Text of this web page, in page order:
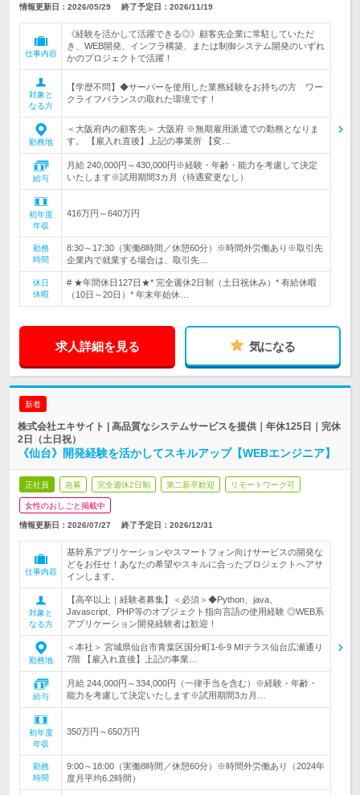
情報更新日：2026/05/29 終了予定日： 2026/11/19
仕事内容
《経験を活かして活躍できる◎》顧客先企業に常駐していただ
き、WEB開発、インフラ構築、または制御システム開発のいずれ
かのプロジェクトで活躍！
対象と
なる方
【学歴不問】◆サーバーを使用した業務経験をお持ちの方 ワー
クライフバランスの取れた環境です！
勤務地
＜大阪府内の顧客先＞ 大阪府 ※無期雇用派遣での勤務となりま
す。 【雇入れ直後】上記の事業所 【変…
給与
月給 240,000円～430,000円※経験・年齢・能力を考慮して決定
いたします※試用期間3カ月（待遇変更なし）
初年度
年収
416万円～640万円
勤務
時間
8:30～17:30（実働8時間／休憩60分）※時間外労働あり※取引先
企業内で就業する場合は、取引先…
休日
休暇
# ★年間休日127日★* 完全週休2日制（土日祝休み）* 有給休暇
（10日～20日）* 年末年始休…
求人詳細を見る 気になる
新着
株式会社エキサイト | 高品質なシステムサービスを提供｜年休125日｜完休
2日（土日祝）
《仙台》開発経験を活かしてスキルアップ【WEBエンジニア】
正社員 急募 完全週休2日制 第二新卒歓迎 リモートワーク可
女性のおしごと掲載中
情報更新日：2026/07/27 終了予定日： 2026/12/31
仕事内容
基幹系アプリケーションやスマートフォン向けサービスの開発な
どをお任せ！あなたの希望やスキルに合ったプロジェクトへアサ
インします。
対象と
なる方
【高卒以上｜経験者募集】＜必須＞◆Python、java、
Javascript、PHP等のオブジェクト指向言語の使用経験 ◎WEB系
アプリケーション開発経験者は歓迎！
勤務地
＜本社＞ 宮城県仙台市青葉区国分町1-6-9 MIテラス仙台広瀬通り
7階 【雇入れ直後】上記の事業…
給与
月給 244,000円～334,000円（一律手当を含む）※経験・年齢・
能力を考慮して決定いたします※試用期間3カ月…
初年度
年収
350万円～650万円
勤務
時間
9:00～18:00（実働8時間／休憩60分）※時間外労働あり（2024年
度月平均6.2時間）